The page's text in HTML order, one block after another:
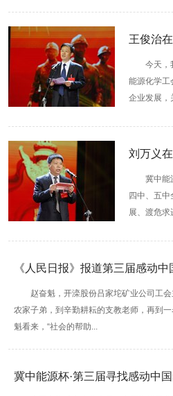
王俊治
今天，
能源化学工
企业发展，
刘万义
冀中能
四中、五
展、渡危
《人民日报》报道第三届感动
赵奋魁，开滦股份吕家坨矿业公司工
农家子弟，到辛勤耕耘的支教老师，再到
魁看来，“社会的帮助...
冀中能源杯·第三届寻找感动中